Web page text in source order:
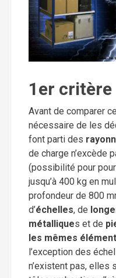
1er
Avant de comparer
nécessaire de les
font parti des
de charge n’excède
(possibilité pour
jusqu’à 400 kg en
profondeur de 800
d’échelles, de
métalliques et de
les mêmes
l’exception des
n’existent pas, elles